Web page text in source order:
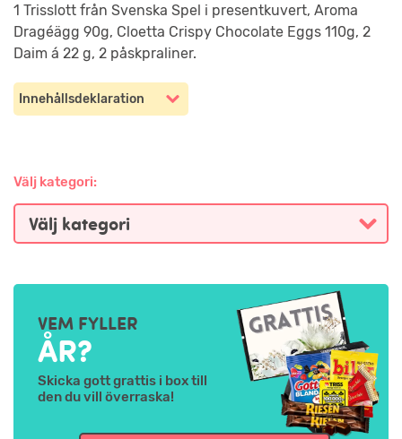
1 Trisslott från Svenska Spel i presentkuvert, Aroma
Dragéägg 90g, Cloetta Crispy Chocolate Eggs 110g, 2
Daim á 22 g, 2 påskpraliner.
Innehållsdeklaration
Välj kategori:
VEM FYLLER
ÅR?
Skicka gott grattis i box till
den du vill överraska!